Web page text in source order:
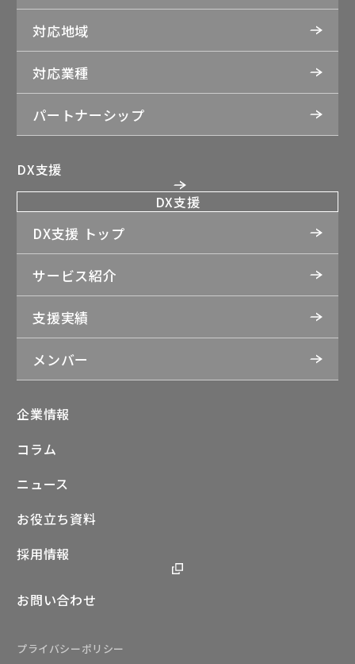
対応地域
対応業種
パートナーシップ
DX支援
DX支援
DX支援 トップ
サービス紹介
支援実績
メンバー
企業情報
コラム
ニュース
お役立ち資料
採用情報
お問い合わせ
プライバシーポリシー